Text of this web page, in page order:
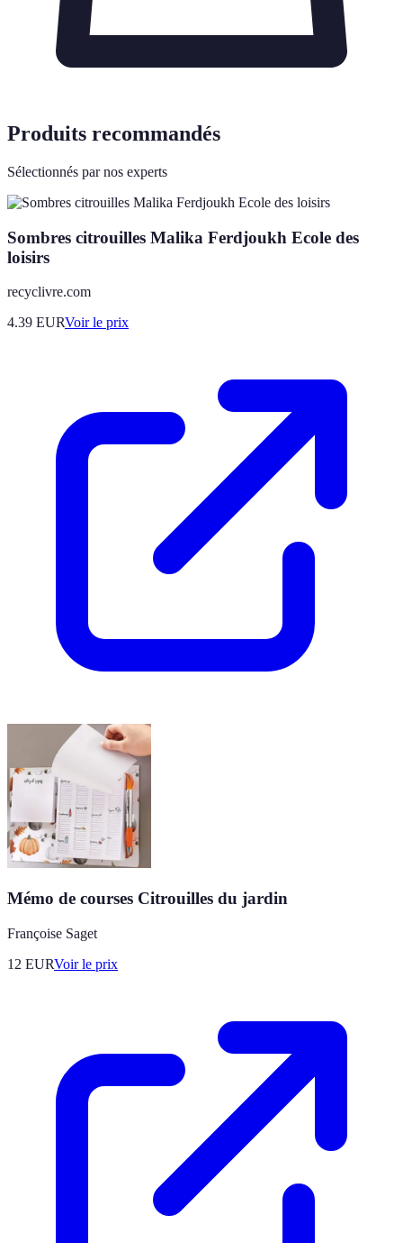
Produits recommandés
Sélectionnés par nos experts
Sombres citrouilles Malika Ferdjoukh Ecole des
loisirs
recyclivre.com
4.39 EURVoir le prix
Mémo de courses Citrouilles du jardin
Françoise Saget
12 EURVoir le prix